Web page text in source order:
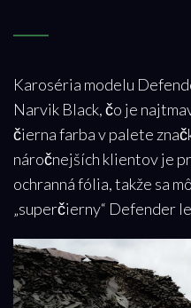
Karoséria modelu
Narvik Black, čo je
čierna farba v palete
náročnejších klientov je
ochranná fólia, takže sa
„superčierny“ Defender